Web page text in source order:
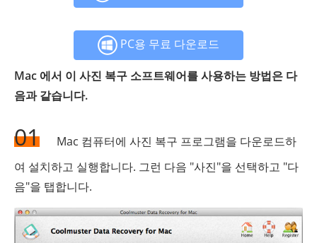
PC용 무료 다운로드
Mac 에서 이 사진 복구 소프트웨어를 사용하는 방법은 다
음과 같습니다.
01
Mac 컴퓨터에 사진 복구 프로그램을 다운로드하
여 설치하고 실행합니다. 그런 다음 "사진"을 선택하고 "다
음"을 탭합니다.